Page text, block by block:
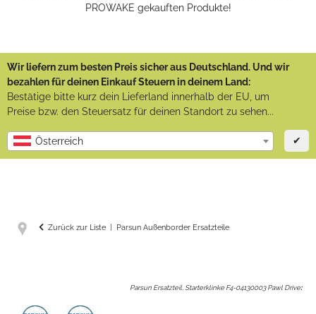
PROWAKE gekauften Produkte!
Wir liefern zum besten Preis sicher aus Deutschland. Und wir
bezahlen für deinen Einkauf Steuern in deinem Land:
Bestätige bitte kurz dein Lieferland innerhalb der EU, um
Preise bzw. den Steuersatz für deinen Standort zu sehen...
Österreich ✔
Zurück zur Liste Parsun Außenborder Ersatzteile
Parsun Ersatzteil, Starterklinke F4-04130003 Pawl Drive: